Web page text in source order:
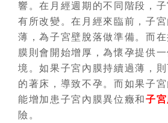
響。在月經週期的不同階段，
有所改變。在月經來臨前，子
薄，為子宮壁脫落做準備。而
膜則會開始增厚，為懷孕提供
境。如果子宮內膜持續過薄，
的著床，導致不孕。而如果子
能增加患子宮內膜異位癥和子
險。